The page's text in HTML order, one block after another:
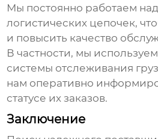
Мы постоянно работаем
логистических цепочек,
и повысить качество
В частности, мы
системы отслеживания
нам оперативно
статусе их заказов.
Заключение